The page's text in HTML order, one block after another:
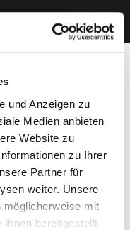
und Anzeigen zu
Medien anbieten
Website zu
zu Ihrer
Partner für
weiter. Unsere
möglicherweise mit
ihnen bereitgestellt